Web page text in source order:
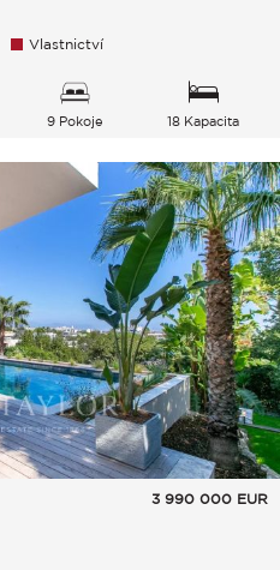
Vlastnictví
9 Pokoje 18 Kapacita
3 990 000 EUR